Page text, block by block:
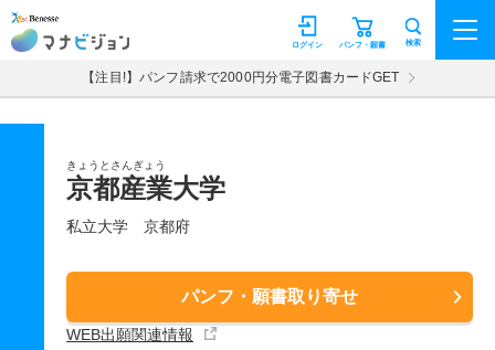
マナビジョン パンフ・願書
ログイン 検索
【注目!】パンフ請求で2000円分電子図書カードGET
きょうとさんぎょう
京都産業大学
私立大学 京都府
パンフ・願書取り寄せ
WEB出願関連情報